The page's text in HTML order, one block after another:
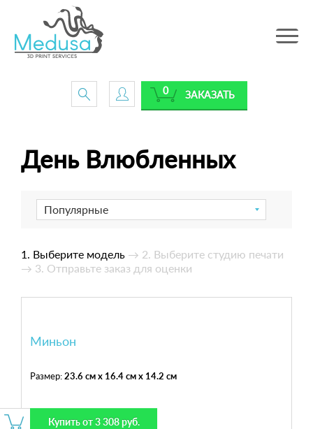
Toggle
ЗАКАЗАТЬ
0
День Влюбленных
Популярные
1. Выберите модель → 2. Выберите студию печати
→ 3. Отправьте заказ для оценки
Миньон
Размер:23.6 см x 16.4 см x 14.2 см
Купить от 3 308 руб.